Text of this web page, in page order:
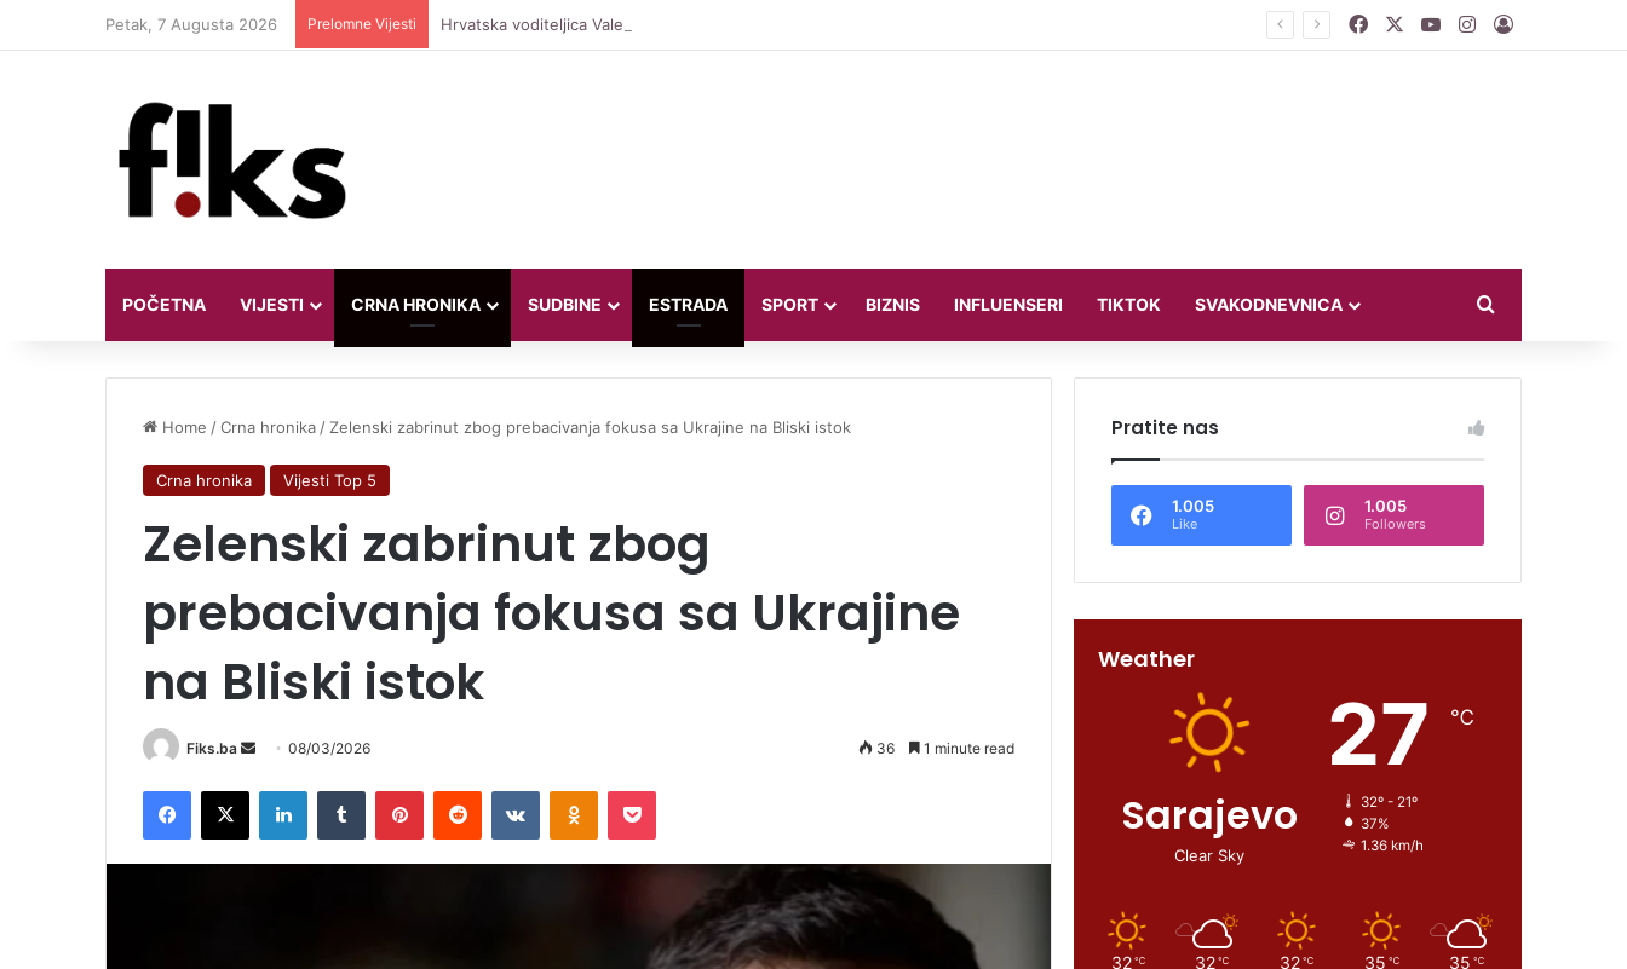
Petak, 7 Augusta 2026 Prelomne Vijesti Hrvatska voditeljica Valentina Miletić koju porede s Dilettom Leotom oduševila pozirajući u bikiniju FacebookYouTubeInstagram
Log In
POČETNA VIJESTI CRNA HRONIKA SUDBINE ESTRADA SPORT BIZNIS INFLUENSERI TIKTOK SVAKODNEVNICA
Home /Crna hronika / Zelenski zabrinut zbog prebacivanja fokusa sa Ukrajine na Bliski istok
Crna hronika Vijesti Top 5
Zelenski zabrinut zbog
prebacivanja fokusa sa Ukrajine
na Bliski istok
Fiks.ba
Send
email
08/03/2026 36 1 minute read
Facebook
X LinkedInTumblr PinterestReddit VKontakteOdnoklassniki
Pocket
Pratite nas
1.005
Like
1.005
Followers
Weather
Sarajevo
Clear Sky
27 ℃
32º - 21º
37%
1.36 km/h
32 ℃ 32 ℃ 32 ℃ 35 ℃ 35 ℃